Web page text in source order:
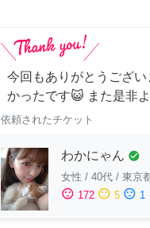
今回もありがとうござ
かったです😺 また是非
依頼されたチケット
わかにゃん check_circle
女性 / 40代 / 東京
sentiment_satisfied 172 sentiment_neutral 5 sentiment_dissatisfied 1